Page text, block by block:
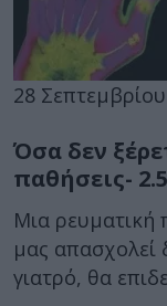
28
Όσα δεν
παθήσεις-
Μια
μας απασχολεί
γιατρό, θα